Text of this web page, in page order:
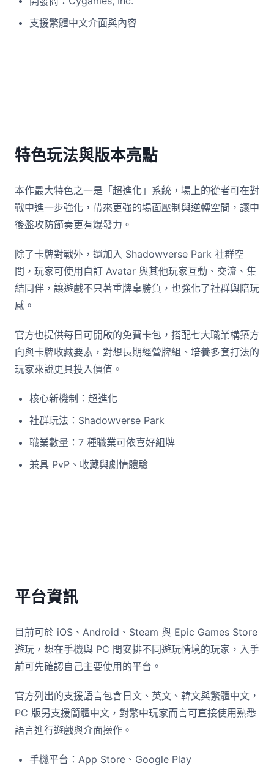
支援繁體中文介面與內容
特色玩法與版本亮點
本作最大特色之一是「超進化」系統，場上的從者可在對
戰中進一步強化，帶來更強的場面壓制與逆轉空間，讓中
後盤攻防節奏更有爆發力。
除了卡牌對戰外，還加入 Shadowverse Park 社群空
間，玩家可使用自訂 Avatar 與其他玩家互動、交流、集
結同伴，讓遊戲不只著重牌桌勝負，也強化了社群與陪玩
感。
官方也提供每日可開啟的免費卡包，搭配七大職業構築方
向與卡牌收藏要素，對想長期經營牌組、培養多套打法的
玩家來說更具投入價值。
核心新機制：超進化
社群玩法：Shadowverse Park
職業數量：7 種職業可依喜好組牌
兼具 PvP、收藏與劇情體驗
平台資訊
目前可於 iOS、Android、Steam 與 Epic Games Store
遊玩，想在手機與 PC 間安排不同遊玩情境的玩家，入手
前可先確認自己主要使用的平台。
官方列出的支援語言包含日文、英文、韓文與繁體中文，
PC 版另支援簡體中文，對繁中玩家而言可直接使用熟悉
語言進行遊戲與介面操作。
手機平台：App Store、Google Play